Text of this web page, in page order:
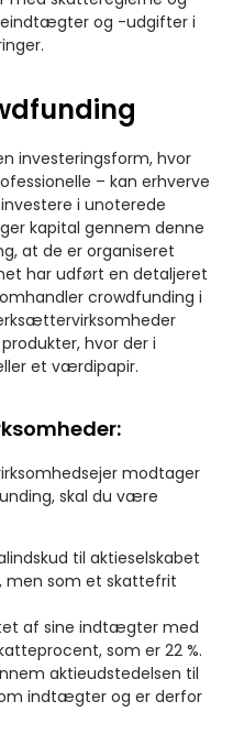
og -udgifter i
investeringsform, hvor
– kan erhverve
i unoterede
kapital gennem denne
at de er organiseret
har udført en detaljeret
crowdfunding i
hvor der i
et værdipapir.
modtager
skal du være
til aktieselskabet
men som et skattefrit
af sine indtægter med
som er 22 %.
aktieudstedelsen til
indtægter og er derfor